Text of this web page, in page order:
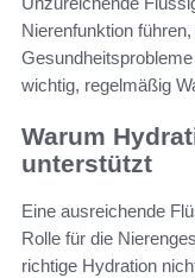
Nierenfunktion
wichtig, regelmäßig
Warum
unterstützt
Eine ausreichende
Rolle für die
richtige Hydration